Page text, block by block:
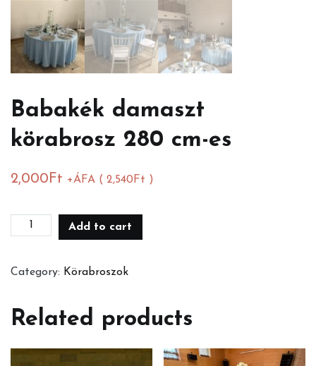
Babakék damaszt
körabrosz 280 cm-es
2,000Ft +ÁFA ( 2,540 Ft )
Babakék
es
Add to cart
Category: Körabroszok
Related products